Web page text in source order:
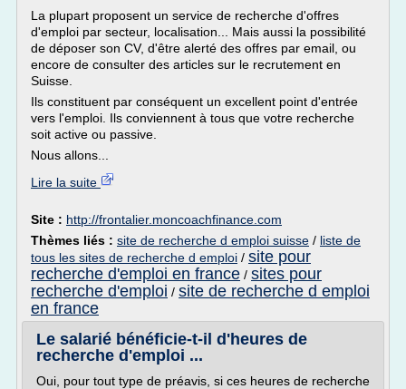
La plupart proposent un service de recherche d'offres
d'emploi par secteur, localisation... Mais aussi la possibilité
de déposer son CV, d'être alerté des offres par email, ou
encore de consulter des articles sur le recrutement en
Suisse.
Ils constituent par conséquent un excellent point d'entrée
vers l'emploi. Ils conviennent à tous que votre recherche
soit active ou passive.
Nous allons...
Lire la suite
Site : http://frontalier.moncoachfinance.com
Thèmes liés : site de recherche d emploi suisse / liste de
tous les sites de recherche d emploi / site pour
recherche d'emploi en france / sites pour
recherche d'emploi / site de recherche d emploi
en france
Le salarié bénéficie-t-il d'heures de
recherche d'emploi ...
Oui, pour tout type de préavis, si ces heures de recherche